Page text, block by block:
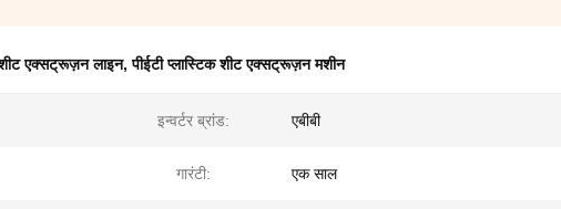
शीट एक्सट्रूज़न लाइन,पीईटी प्लास्टिक शीट एक्सट्रूज़न मशीन
इन्वर्टर ब्रांड: एबीबी
गारंटी: एक साल